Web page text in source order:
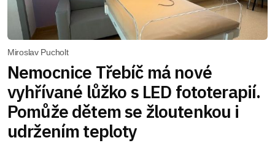
Miroslav Pucholt
Nemocnice Třebíč má nové
vyhřívané lůžko s LED fototerapií.
Pomůže dětem se žloutenkou i
udržením teploty